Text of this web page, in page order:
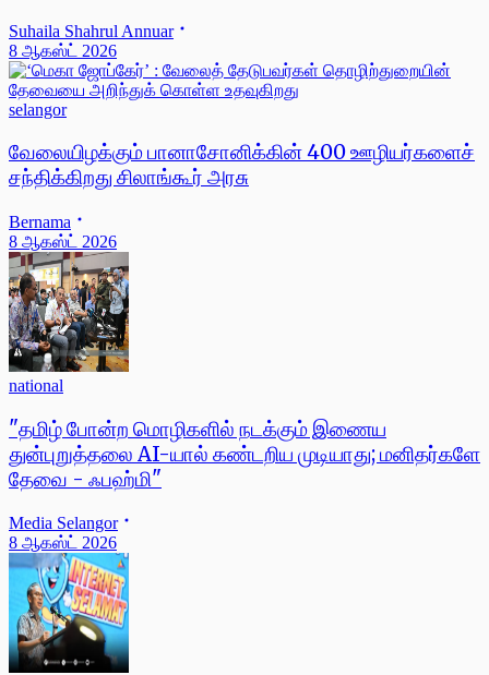
Suhaila Shahrul Annuar
8 ஆகஸ்ட் 2026
selangor
வேலையிழக்கும் பானாசோனிக்கின் 400 ஊழியர்களைச்
சந்திக்கிறது சிலாங்கூர் அரசு
Bernama
8 ஆகஸ்ட் 2026
national
"தமிழ் போன்ற மொழிகளில் நடக்கும் இணைய
துன்புறுத்தலை AI-யால் கண்டறிய முடியாது; மனிதர்களே
தேவை - ஃபஹ்மி"
Media Selangor
8 ஆகஸ்ட் 2026